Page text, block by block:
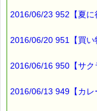
※1度のご購入につき
詳しくは下記サイト
レゼント
2016/06/23 952【夏に
2016/06/20 951【買い
2016/06/16 950【サク
2016/06/13 949【カレ